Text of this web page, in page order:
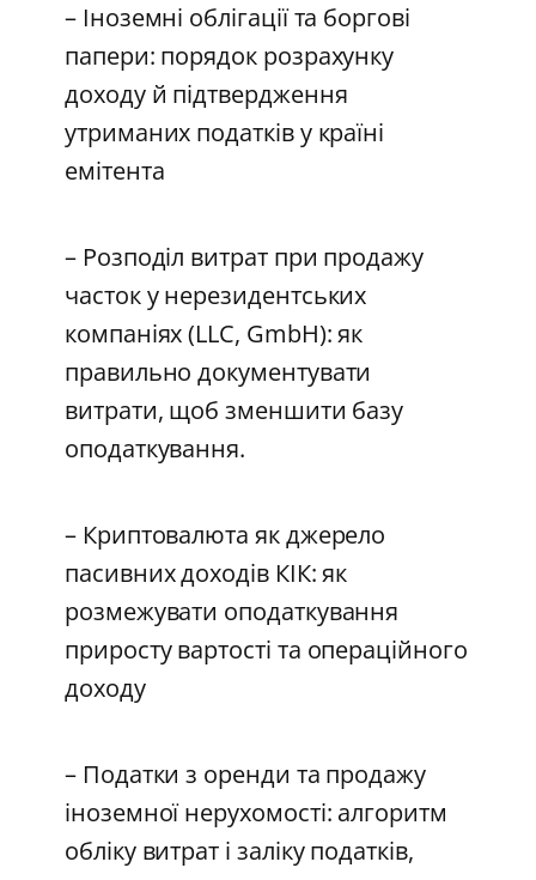
– Іноземні облігації та боргові
папери: порядок розрахунку
доходу й підтвердження
утриманих податків у країні
емітента
– Розподіл витрат при продажу
часток у нерезидентських
компаніях (LLC, GmbH): як
правильно документувати
витрати, щоб зменшити базу
оподаткування.
– Криптовалюта як джерело
пасивних доходів КІК: як
розмежувати оподаткування
приросту вартості та операційного
доходу
– Податки з оренди та продажу
іноземної нерухомості: алгоритм
обліку витрат і заліку податків,